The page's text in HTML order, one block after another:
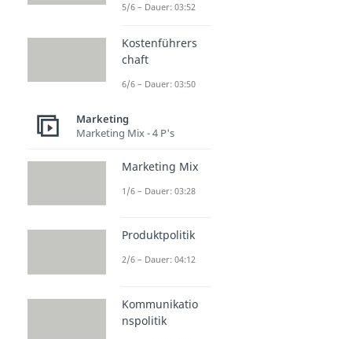
5/6 – Dauer: 03:52
Kostenführers
chaft
6/6 – Dauer: 03:50
Marketing
Marketing Mix - 4 P's
Marketing Mix
1/6 – Dauer: 03:28
Produktpolitik
2/6 – Dauer: 04:12
Kommunikatio
nspolitik